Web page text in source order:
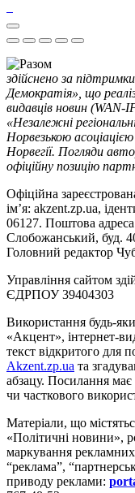
здійснено за
Демократія», що
видавців новин (WAN-
«Незалежні
Норвезькою
Норвегії. Погляди
офіційну позицію
Офіційна
ім’я: akzent.zp.ua,
06127. Поштова
Слобожанський, буд.
Головний редактор
Управління сайтом
ЄДРПОУ 39404303
Використання будь-
«Акцент», інтернет-
текст відкритого для
Akzent.zp.ua та
абзацу. Посилання
чи часткового
Матеріали, що
«Політичні новини»,
маркування
“реклама”,
приводу реклами: